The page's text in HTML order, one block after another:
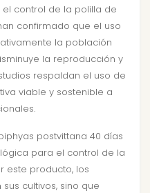
control de la polilla de
confirmado que el uso
la población
la reproducción y
respaldan el uso de
viable y sostenible a
postvittana 40 días
para el control de la
este producto, los
cultivos, sino que